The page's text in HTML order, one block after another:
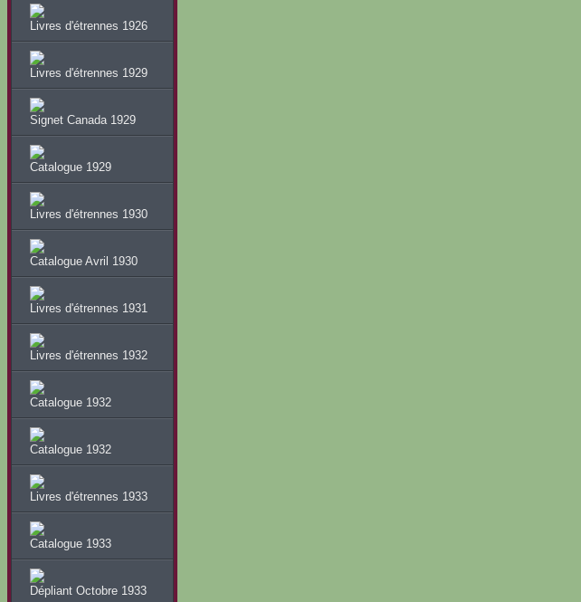
Livres d'étrennes 1926
Livres d'étrennes 1929
Signet Canada 1929
Catalogue 1929
Livres d'étrennes 1930
Catalogue Avril 1930
Livres d'étrennes 1931
Livres d'étrennes 1932
Catalogue 1932
Catalogue 1932
Livres d'étrennes 1933
Catalogue 1933
Dépliant Octobre 1933